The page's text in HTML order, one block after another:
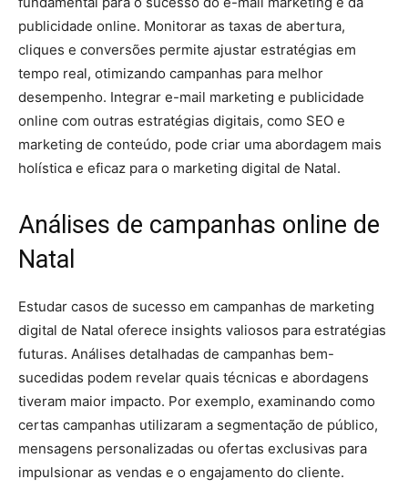
publicidade online. Monitorar as taxas de abertura,
cliques e conversões permite ajustar estratégias em
tempo real, otimizando campanhas para melhor
desempenho. Integrar e-mail marketing e publicidade
online com outras estratégias digitais, como SEO e
marketing de conteúdo, pode criar uma abordagem mais
holística e eficaz para o marketing digital de Natal.
Análises de campanhas online de
Natal
Estudar casos de sucesso em campanhas de marketing
digital de Natal oferece insights valiosos para estratégias
futuras. Análises detalhadas de campanhas bem-
sucedidas podem revelar quais técnicas e abordagens
tiveram maior impacto. Por exemplo, examinando como
certas campanhas utilizaram a segmentação de público,
mensagens personalizadas ou ofertas exclusivas para
impulsionar as vendas e o engajamento do cliente.